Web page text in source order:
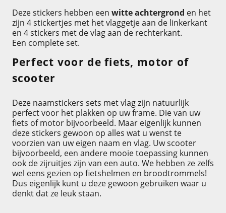
Deze stickers hebben een witte achtergrond en het
zijn 4 stickertjes met het vlaggetje aan de linkerkant
en 4 stickers met de vlag aan de rechterkant.
Een complete set.
Perfect voor de fiets, motor of
scooter
Deze naamstickers sets met vlag zijn natuurlijk
perfect voor het plakken op uw frame. Die van uw
fiets of motor bijvoorbeeld. Maar eigenlijk kunnen
deze stickers gewoon op alles wat u wenst te
voorzien van uw eigen naam en vlag. Uw scooter
bijvoorbeeld, een andere mooie toepassing kunnen
ook de zijruitjes zijn van een auto. We hebben ze zelfs
wel eens gezien op fietshelmen en broodtrommels!
Dus eigenlijk kunt u deze gewoon gebruiken waar u
denkt dat ze leuk staan.